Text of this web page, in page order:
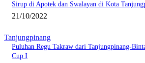
Sirup di Apotek dan Swalayan di Kota
21/10/2022
Tanjungpinang
Puluhan Regu Takraw dari Tanjungpinang-
Cup I